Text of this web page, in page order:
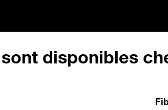
disponibles